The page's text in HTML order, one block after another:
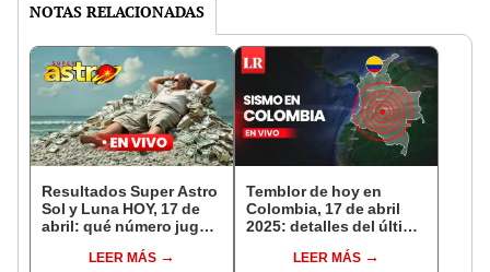
NOTAS RELACIONADAS
Resultados Super Astro
Sol y Luna HOY, 17 de
abril: qué número jugó
Canal 1LEER MÁS
Temblor de hoy en
Colombia, 17 de abril
2025: detalles del último
epicentro y magnitud
LEER MÁS